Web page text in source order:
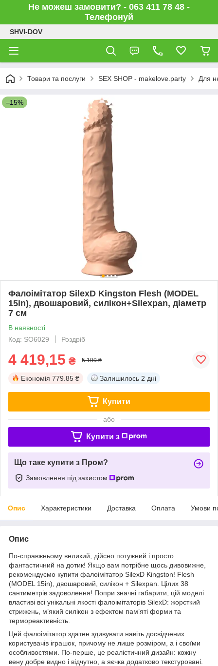
Не можеш замовити? - 063 411 78 48 -
Телефонуй
SHVI-DOV
Товари та послуги SEX SHOP - makelove.party Для
–15%
Фалоімітатор SilexD Kingston Flesh (MODEL
15in), двошаровий, силікон+Silexpan, діаметр
7 см
В наявності
Код: SO6029
Роздріб
4 419,15 ₴ 5 199 ₴
Економія 779.85 ₴ Залишилось 2 дні
Купити
або
Купити з
Що таке купити з Пром?
Замовлення під захистом
Опис Характеристики Доставка Оплата Умови
Опис
По-справжньому великий, дійсно потужний і просто
фантастичний на дотик! Якщо вам потрібне щось дивовижне,
рекомендуємо купити фалоімітатор SilexD Kingston! Flesh
(MODEL 15in), двошаровий, силікон + Silexpan. Цілих 38
сантиметрів задоволення! Попри значні габарити, цій моделі
властиві всі унікальні якості фалоімітаторів SilexD: жорсткий
стрижень, м’який силікон з ефектом пам’яті форми та
термореактивність.
Цей фалоімітатор здатен здивувати навіть досвідчених
користувачів іграшок, причому не лише розміром, а і своїми
особливостями. По-перше, це реалістичний дизайн: кожну
вену добре видно і відчутно, а яєчка додатково текстуровані.